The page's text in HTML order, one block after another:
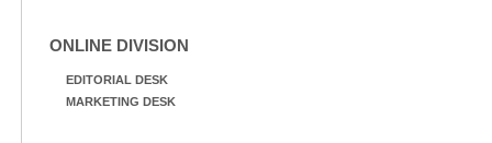
ONLINE DIVISION
EDITORIAL DESK
MARKETING DESK